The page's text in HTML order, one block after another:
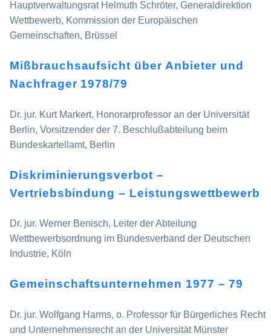
Hauptverwaltungsrat Helmuth Schröter, Generaldirektion
Wettbewerb, Kommission der Europäischen
Gemeinschaften, Brüssel
Mißbrauchsaufsicht über Anbieter und
Nachfrager 1978/79
Dr. jur. Kurt Markert, Honorarprofessor an der Universität
Berlin, Vorsitzender der 7. Beschlußabteilung beim
Bundeskartellamt, Berlin
Diskriminierungsverbot –
Vertriebsbindung – Leistungswettbewerb
Dr. jur. Werner Benisch, Leiter der Abteilung
Wettbewerbsordnung im Bundesverband der Deutschen
Industrie, Köln
Gemeinschaftsunternehmen 1977 – 79
Dr. jur. Wolfgang Harms, o. Professor für Bürgerliches Recht
und Unternehmensrecht an der Universität Münster